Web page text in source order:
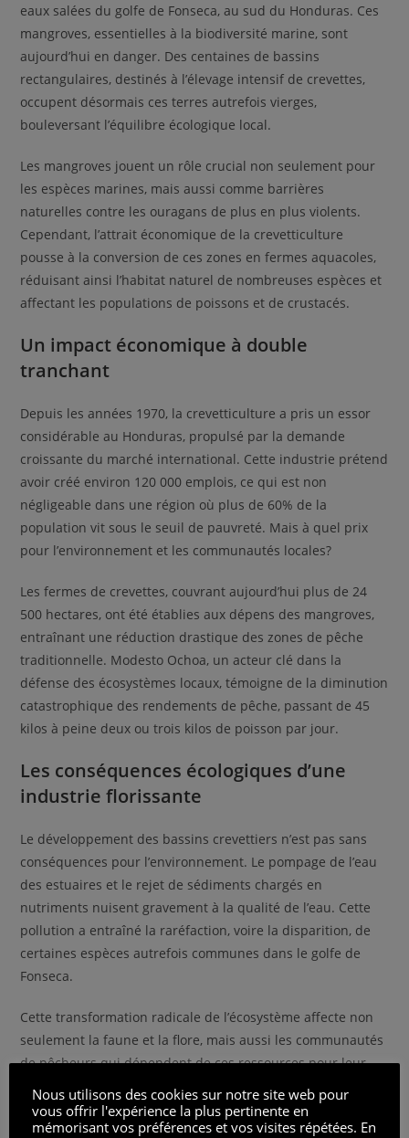
eaux salées du golfe de Fonseca, au sud du Honduras. Ces
mangroves, essentielles à la biodiversité marine, sont
aujourd’hui en danger. Des centaines de bassins
rectangulaires, destinés à l’élevage intensif de crevettes,
occupent désormais ces terres autrefois vierges,
bouleversant l’équilibre écologique local.
Les mangroves jouent un rôle crucial non seulement pour
les espèces marines, mais aussi comme barrières
naturelles contre les ouragans de plus en plus violents.
Cependant, l’attrait économique de la crevetticulture
pousse à la conversion de ces zones en fermes aquacoles,
réduisant ainsi l’habitat naturel de nombreuses espèces et
affectant les populations de poissons et de crustacés.
Un impact économique à double
tranchant
Depuis les années 1970, la crevetticulture a pris un essor
considérable au Honduras, propulsé par la demande
croissante du marché international. Cette industrie prétend
avoir créé environ 120 000 emplois, ce qui est non
négligeable dans une région où plus de 60% de la
population vit sous le seuil de pauvreté. Mais à quel prix
pour l’environnement et les communautés locales?
Les fermes de crevettes, couvrant aujourd’hui plus de 24
500 hectares, ont été établies aux dépens des mangroves,
entraînant une réduction drastique des zones de pêche
traditionnelle. Modesto Ochoa, un acteur clé dans la
défense des écosystèmes locaux, témoigne de la diminution
catastrophique des rendements de pêche, passant de 45
kilos à peine deux ou trois kilos de poisson par jour.
Les conséquences écologiques d’une
industrie florissante
Le développement des bassins crevettiers n’est pas sans
conséquences pour l’environnement. Le pompage de l’eau
des estuaires et le rejet de sédiments chargés en
nutriments nuisent gravement à la qualité de l’eau. Cette
pollution a entraîné la raréfaction, voire la disparition, de
certaines espèces autrefois communes dans le golfe de
Fonseca.
Cette transformation radicale de l’écosystème affecte non
seulement la faune et la flore, mais aussi les communautés
de pêcheurs qui dépendent de ces ressources pour leur
survie. Les pratiques de l’industrie crevettière sont donc en
contradiction directe avec les principes de développement
durable et de conservation de la biodiversité.
Nous utilisons des cookies sur notre site web pour
vous offrir l'expérience la plus pertinente en
mémorisant vos préférences et vos visites répétées. En